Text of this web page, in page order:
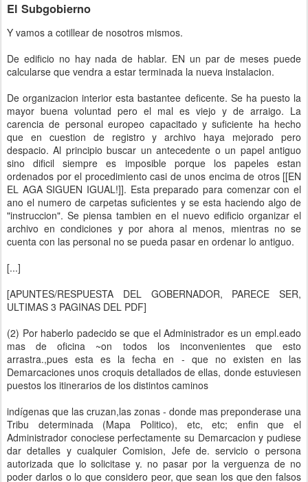
El Subgobierno
Y vamos a cotillear de nosotros mismos.
De edificio no hay nada de hablar. EN un par de meses puede
calcularse que vendra a estar terminada la nueva instalacion.
De organizacion interior esta bastantee deficente. Se ha puesto la
mayor buena voluntad pero el mal es viejo y de arraigo. La
carencia de personal europeo capacitado y suficiente ha hecho
que en cuestion de registro y archivo haya mejorado pero
despacio. Al principio buscar un antecedente o un papel antiguo
sino dificil siempre es imposible porque los papeles estan
ordenados por el procedimiento casi de unos encima de otros [[EN
EL AGA SIGUEN IGUAL!]]. Esta preparado para comenzar con el
ano el numero de carpetas suficientes y se esta haciendo algo de
"instruccion". Se piensa tambien en el nuevo edificio organizar el
archivo en condiciones y por ahora al menos, mientras no se
cuenta con las personal no se pueda pasar en ordenar lo antiguo.
[...]
[APUNTES/RESPUESTA DEL GOBERNADOR, PARECE SER,
ULTIMAS 3 PAGINAS DEL PDF]
(2) Por haberlo padecido se que el Administrador es un empl.eado
mas de oficina ~on todos los inconvenientes que esto
arrastra.,pues esta es la fecha en - que no existen en las
Demarcaciones unos croquis detallados de ellas, donde estuviesen
puestos los itinerarios de los distintos caminos
indígenas que las cruzan,las zonas - donde mas preponderase una
Tribu determinada (Mapa Politico), etc, etc; enfin que el
Administrador conociese perfectamente su Demarcacion y pudiese
dar detalles y cualquier Comision, Jefe de. servicio o persona
autorizada que lo solicitase y. no pasar por la verguenza de no
poder darlos o lo que considero peor, que sean los que den falsos